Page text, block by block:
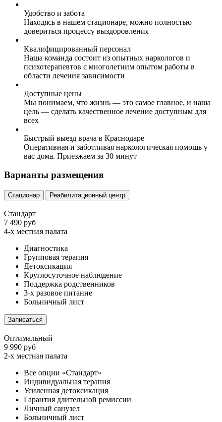
Удобство и забота
Находясь в нашем стационаре, можно полностью
довериться процессу выздоровления
Квалифицированный персонал
Наша команда состоит из опытных наркологов и
психотерапевтов с многолетним опытом работы в
области лечения зависимости
Доступные цены
Мы понимаем, что жизнь — это самое главное, и наша
цель — сделать качественное лечение доступным для
всех
Быстрый выезд врача в Краснодаре
Оперативная и заботливая наркологическая помощь у
вас дома. Приезжаем за 30 минут
Варианты размещения
Стационар Реабилитационный центр
Стандарт
7 490 руб
4-х местная палата
Диагностика
Групповая терапия
Детоксикация
Круглосуточное наблюдение
Поддержка родственников
3-х разовое питание
Больничный лист
Записаться
Оптимальный
9 990 руб
2-х местная палата
Все опции «Стандарт»
Индивидуальная терапия
Усиленная детоксикация
Гарантия длительной ремиссии
Личный санузел
Больничный лист